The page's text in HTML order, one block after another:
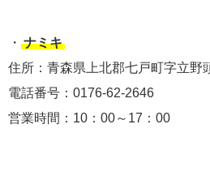
・ ナミキ
住所：青森県上北郡七戸町字立野
電話番号：0176-62-2646
営業時間：10：00～17：00